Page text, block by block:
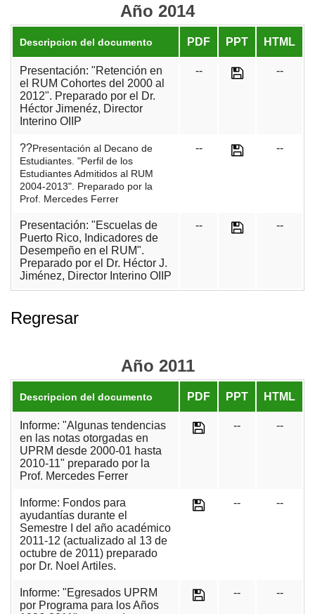
Año 2014
Descripcion del documento PDF PPT HTML
Presentación: "Retención en
el RUM Cohortes del 2000 al
2012". Preparado por el Dr.
Héctor Jimenéz, Director
Interino OIIP
-- --
??Presentación al Decano de
Estudiantes. "Perfil de los
Estudiantes Admitidos al RUM
2004-2013". Preparado por la
Prof. Mercedes Ferrer
-- --
Presentación: "Escuelas de
Puerto Rico, Indicadores de
Desempeño en el RUM".
Preparado por el Dr. Héctor J.
Jiménez, Director Interino OIIP
-- --
Regresar
Año 2011
Descripcion del documento PDF PPT HTML
Informe: "Algunas tendencias
en las notas otorgadas en
UPRM desde 2000-01 hasta
2010-11" preparado por la
Prof. Mercedes Ferrer
-- --
Informe: Fondos para
ayudantías durante el
Semestre I del año académico
2011-12 (actualizado al 13 de
octubre de 2011) preparado
por Dr. Noel Artiles.
-- --
Informe: "Egresados UPRM
por Programa para los Años
-- --